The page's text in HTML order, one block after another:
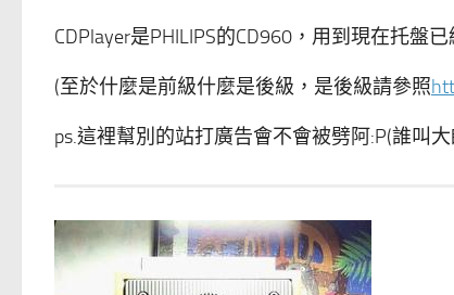
CDPlayer是PHILIPS的CD960，用到現在托盤
(至於什麼是前級什麼是後級，是後級請參照
ps.這裡幫別的站打廣告會不會被劈阿:P(誰叫